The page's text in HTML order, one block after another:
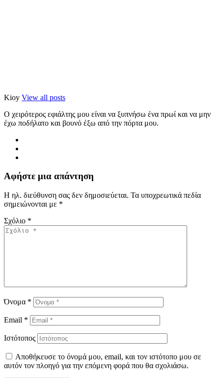
Kioy View all posts
Ο χειρότερος εφιάλτης μου είναι να ξυπνήσω ένα πρωί και να μην
έχω ποδήλατο και βουνό έξω από την πόρτα μου.
Αφήστε μια απάντηση
Η ηλ. διεύθυνση σας δεν δημοσιεύεται. Τα υποχρεωτικά πεδία
σημειώνονται με *
Σχόλιο *
Όνομα *
Email *
Ιστότοπος
Αποθήκευσε το όνομά μου, email, και τον ιστότοπο μου σε
αυτόν τον πλοηγό για την επόμενη φορά που θα σχολιάσω.